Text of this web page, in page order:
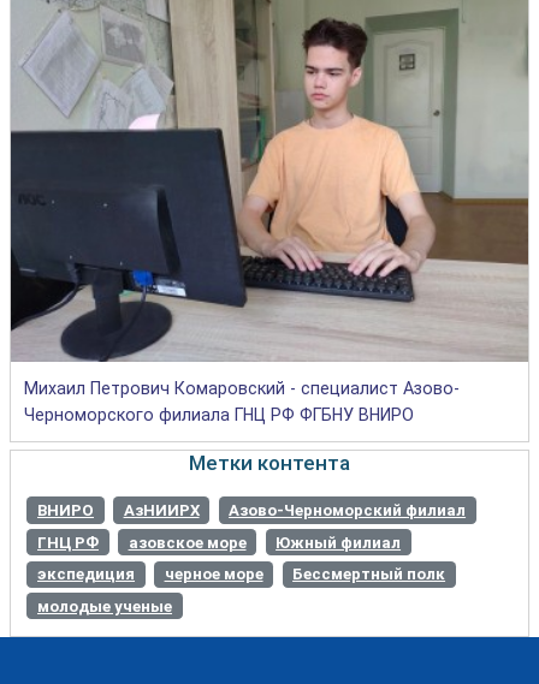
Михаил Петрович Комаровский - специалист Азово-
Черноморского филиала ГНЦ РФ ФГБНУ ВНИРО
Метки контента
ВНИРО АзНИИРХ
Азово-Черноморский филиал
ГНЦ РФ
азовское море
Южный филиал
экспедиция
черное море
Бессмертный полк
молодые ученые